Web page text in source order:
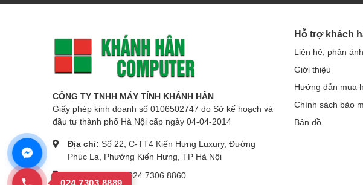
Phím bấm chắc chắn, dứ khoát, không có hiện tượng kẹt phím hay mất
máy trong thời gian dài.
Dây cáp dài phù hợp với các vị trí đặt case máy tính hay laptop của
hoạt vị trí ngồi cách xa màn hình. Đáp ứng được nhu cầu sử dụng của
CÔNG TY TNHH MÁY TÍNH KHÁNH HÂN
Giấy phép kinh doanh số 0106502747 do Sở kế hoạch và
đầu tư thành phố Hà Nội cấp ngày 04-04-2014
Địa chỉ: Số 22, C-TT4 Kiến Hưng Luxury, Đường
Phúc La, Phường Kiến Hưng, TP Hà Nội
Số điện thoại:024 7306 8860
Hỗ trợ khách
Liên hệ, phản
Giới thiệu
Hướng dẫn mua
Chính sách bảo
Bản đồ
024 7303 8889